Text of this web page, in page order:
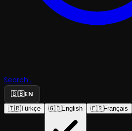
Search...
🇬🇧EN
🇹🇷Türkçe 🇬🇧English 🇫🇷Français